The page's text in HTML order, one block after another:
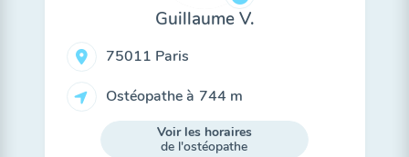
Guillaume V.
75011 Paris
Ostéopathe à 744 m
Voir les horaires
de l'ostéopathe